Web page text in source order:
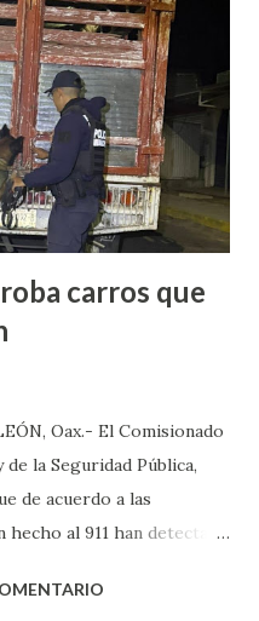
en el lugar. Además,
venía viajando sobre la
altura del municipio de
fuertemente armados
secuestraron con fines de
carros que
Oax.- El Comisionado
la Seguridad Pública,
de acuerdo a las
hecho al 911 han detectado
los cuales, operan en